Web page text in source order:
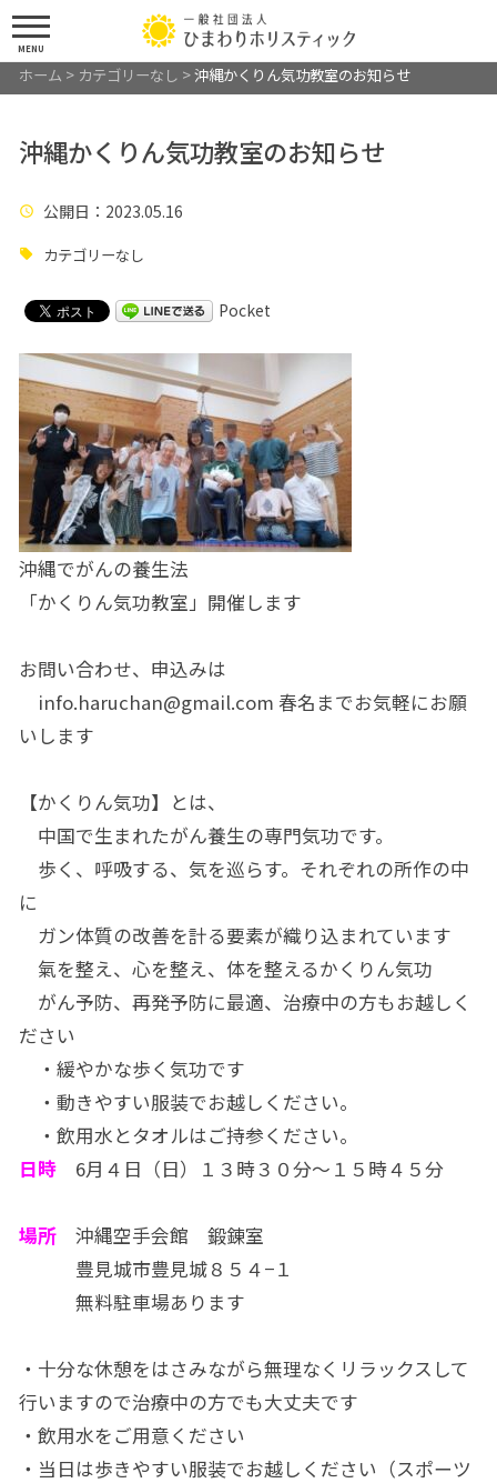
MENU
ホーム > カテゴリーなし >沖縄かくりん気功教室のお知らせ
沖縄かくりん気功教室のお知らせ
公開日 ：2023.05.16
カテゴリーなし
Pocket
沖縄でがんの養生法
「かくりん気功教室」開催します
お問い合わせ、申込みは
info.haruchan@gmail.com 春名までお気軽にお願
いします
【かくりん気功】とは、
中国で生まれたがん養生の専門気功です。
歩く、呼吸する、気を巡らす。それぞれの所作の中
に
ガン体質の改善を計る要素が織り込まれています
氣を整え、心を整え、体を整えるかくりん気功
がん予防、再発予防に最適、治療中の方もお越しく
ださい
・緩やかな歩く気功です
・動きやすい服装でお越しください。
・飲用水とタオルはご持参ください。
日時6月４日（日）１３時３０分～１５時４５分
場所沖縄空手会館 鍛錬室
豊見城市豊見城８５４−１
無料駐車場あります
・十分な休憩をはさみながら無理なくリラックスして
行いますので治療中の方でも大丈夫です
・飲用水をご用意ください
・当日は歩きやすい服装でお越しください（スポーツ